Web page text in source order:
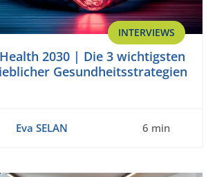
INTERVIEWS
2030 | Die 3 wichtigsten
Gesundheitsstrategien
Eva SELAN 6 min